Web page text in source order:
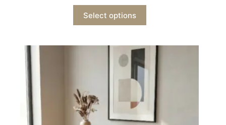
Select options